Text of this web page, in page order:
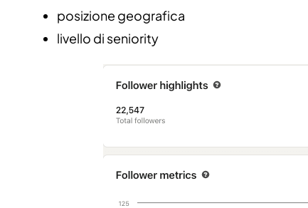
posizione geografica
livello di seniority